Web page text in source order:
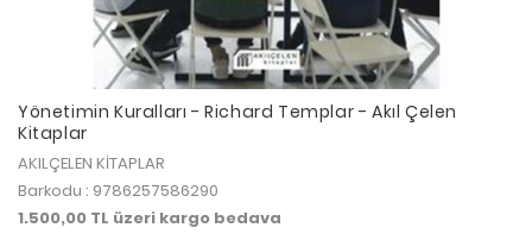
Yönetimin Kuralları - Richard Templar - Akıl Çelen
Kitaplar
AKILÇELEN KİTAPLAR
Barkodu : 9786257586290
1.500,00 TL üzeri kargo bedava